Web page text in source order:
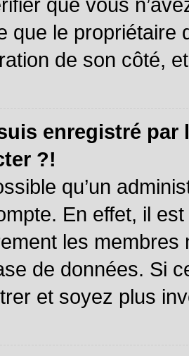
que le propriétaire
de son côté,
enregistré par
?!
qu’un
En effet, il
les
de données. Si
et soyez plus